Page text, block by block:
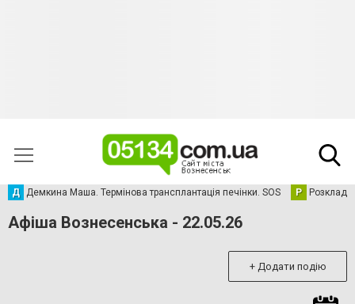
Д Демкина Маша. Термінова трансплантація печінки. SOS Р Розклад
Афіша Вознесенська - 22.05.26
+ Додати подію